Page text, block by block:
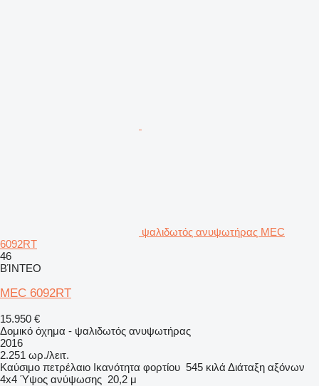
ψαλιδωτός ανυψωτήρας MEC
6092RT
46
ΒΊΝΤΕΟ
MEC 6092RT
15.950 €
Δομικό όχημα - ψαλιδωτός ανυψωτήρας
2016
2.251 ωρ./λειτ.
Καύσιμο πετρέλαιο Ικανότητα φορτίου 545 κιλά Διάταξη αξόνων
4x4 Ύψος ανύψωσης 20,2 μ